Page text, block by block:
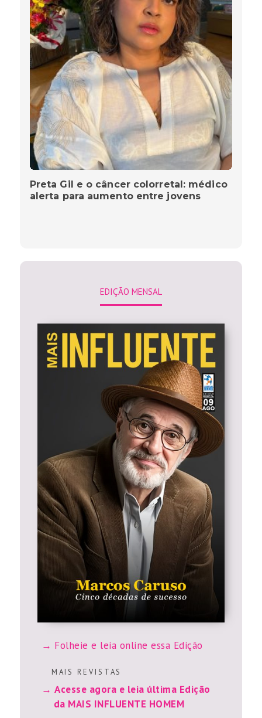
Preta Gil e o câncer colorretal: médico
alerta para aumento entre jovens
EDIÇÃO MENSAL
Folheie e leia online essa Edição
M A I S R E V I S T A S
Acesse agora e leia última Edição
da MAIS INFLUENTE HOMEM